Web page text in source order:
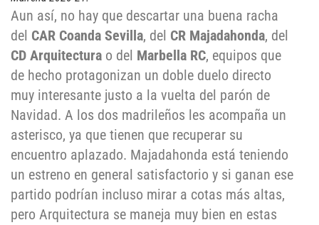
Aun así, no hay que descartar una buena racha
del CAR Coanda Sevilla, del CR Majadahonda, del
CD Arquitectura o del Marbella RC, equipos que
de hecho protagonizan un doble duelo directo
muy interesante justo a la vuelta del parón de
Navidad. A los dos madrileños les acompaña un
asterisco, ya que tienen que recuperar su
encuentro aplazado. Majadahonda está teniendo
un estreno en general satisfactorio y si ganan ese
partido podrían incluso mirar a cotas más altas,
pero Arquitectura se maneja muy bien en estas